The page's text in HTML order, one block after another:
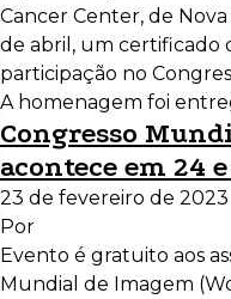
Cancer Center, de
de abril, um certificado
participação no
A homenagem foi
Congresso
acontece em 24
23 de fevereiro de 2023
Por
Evento é gratuito aos
Mundial de Imagem